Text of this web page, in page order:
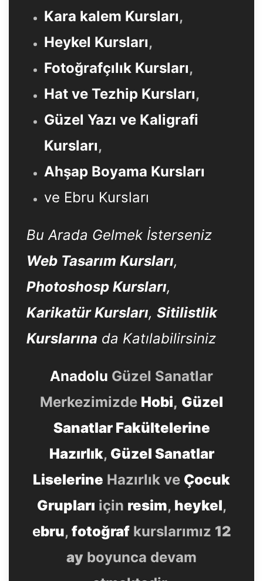
Kara kalem Kursları,
Heykel Kursları,
Fotoğrafçılık Kursları,
Hat ve Tezhip Kursları,
Güzel Yazı ve Kaligrafi
Kursları,
Ahşap Boyama Kursları
ve Ebru Kursları
Bu Arada Gelmek İsterseniz
Web Tasarım Kursları,
Photoshosp Kursları,
Karikatür Kursları, Sitilistlik
Kurslarına da Katılabilirsiniz
Anadolu Güzel Sanatlar
Merkezimizde Hobi, Güzel
Sanatlar Fakültelerine
Hazırlık, Güzel Sanatlar
Liselerine Hazırlık ve Çocuk
Grupları için resim, heykel,
ebru, fotoğrafkurslarımız 12
ay boyunca devam